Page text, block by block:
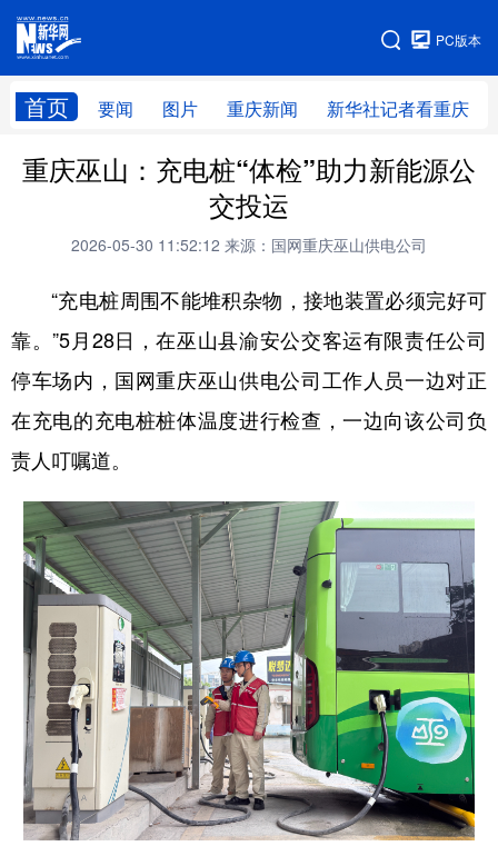
PC版本
首页 要闻 图片 重庆新闻 新华社记者看重庆
网站地图
重庆巫山：充电桩“体检”助力新能源公
交投运
2026-05-30 11:52:12 来源：国网重庆巫山供电公司
“充电桩周围不能堆积杂物，接地装置必须完好可
靠。”5月28日，在巫山县渝安公交客运有限责任公司
停车场内，国网重庆巫山供电公司工作人员一边对正
在充电的充电桩桩体温度进行检查，一边向该公司负
责人叮嘱道。